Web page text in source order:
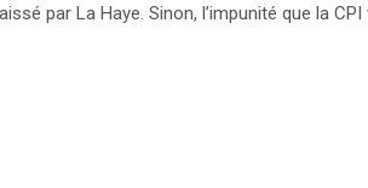
par La Haye. Sinon, l’impunité que la CPI